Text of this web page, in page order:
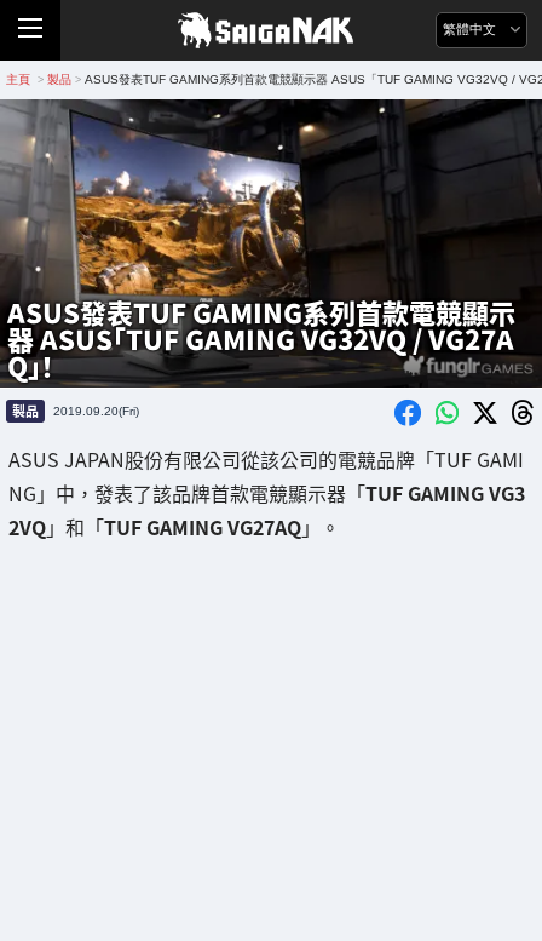
繁體中文
主頁 > 製品 > ASUS發表TUF GAMING系列首款電競顯示器 ASUS「TUF GAMING VG32VQ /
ASUS發表TUF GAMING系列首款電競顯示
器 ASUS「TUF GAMING VG32VQ / VG27A
Q」！
製品 2019.09.20(Fri)
ASUS JAPAN股份有限公司從該公司的電競品牌「TUF GAMI
NG」中，發表了該品牌首款電競顯示器「TUF GAMING VG3
2VQ」和「TUF GAMING VG27AQ」。